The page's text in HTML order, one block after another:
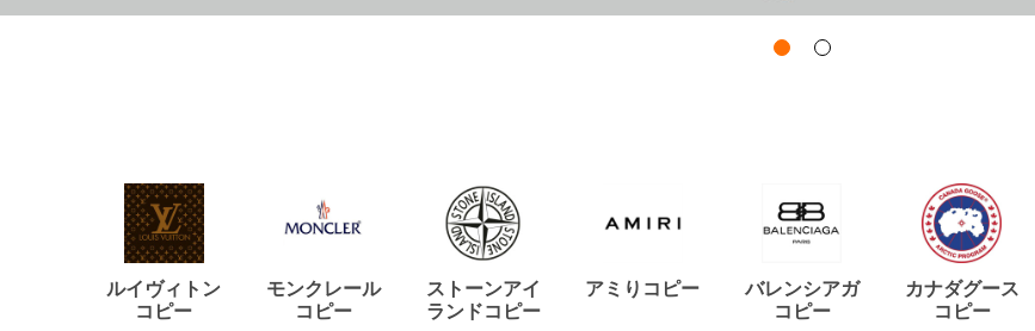
ルイヴィトン
コピー
モンクレール
コピー
ストーンアイ
ランドコピー
アミりコピー
バレンシアガ
コピー
カナダグース
コピー